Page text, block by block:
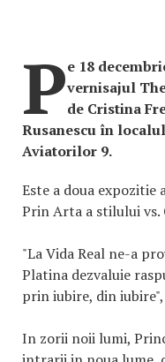
Pe 18
vernisajul
de Cristina
Rusanescu în
Aviatorilor 9.
Este a doua
Prin Arta a stilului vs.
"La Vida Real ne-a
Platina dezvaluie
prin iubire, din
In zorii noii lumi,